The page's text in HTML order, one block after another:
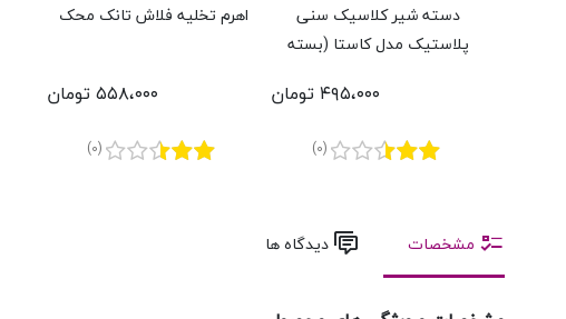
دسته شیر کلاسیک سنی
پلاستیک مدل کاستا (بسته
۴۹۵،۰۰۰ تومان
(0)
اهرم تخلیه فلاش تانک محک
۵۵۸،۰۰۰ تومان
(0)
مشخصات دیدگاه ها